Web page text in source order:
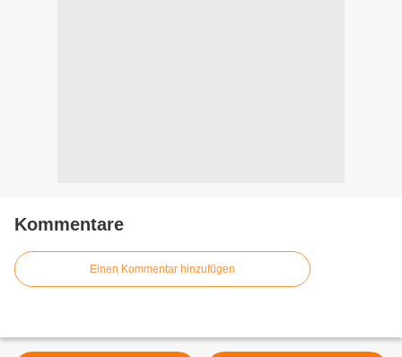
Kommentare
Einen Kommentar hinzufügen